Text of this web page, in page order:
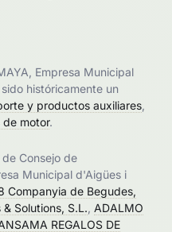
Empresa Municipal
históricamente un
y productos auxiliares
de motor.
Consejo de
Municipal d'Aigües i
Companyia de Begudes,
Solutions, S.L. ADALMO
REGALOS DE